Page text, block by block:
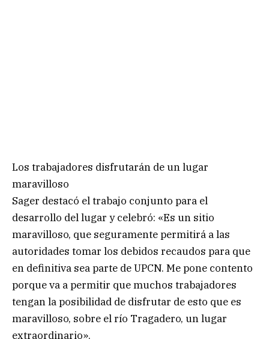
Los trabajadores disfrutarán de un lugar
maravilloso
Sager destacó el trabajo conjunto para el
desarrollo del lugar y celebró: «Es un sitio
maravilloso, que seguramente permitirá a las
autoridades tomar los debidos recaudos para que
en definitiva sea parte de UPCN. Me pone contento
porque va a permitir que muchos trabajadores
tengan la posibilidad de disfrutar de esto que es
maravilloso, sobre el río Tragadero, un lugar
extraordinario».